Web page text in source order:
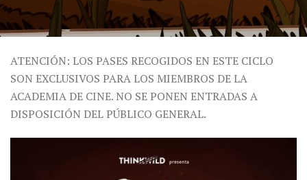
ATENCIÓN: LOS PASES RECOGIDOS EN ESTE CICLO
SON EXCLUSIVOS PARA LOS MIEMBROS DE LA
ACADEMIA DE CINE. NO SE PONEN ENTRADAS A
DISPOSICIÓN DEL PÚBLICO GENERAL.